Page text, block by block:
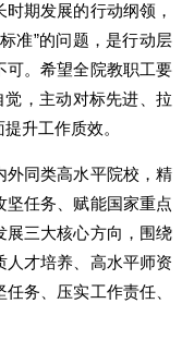
期发展的行动纲领，
准”的问题，是行动层
可。希望全院教职工要
觉，主动对标先进、拉
升工作质效。
外同类高水平院校，精
坚任务、赋能国家重点
展三大核心方向，围绕
人才培养、高水平师资
务、压实工作责任、